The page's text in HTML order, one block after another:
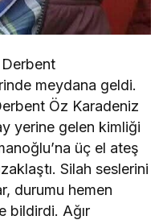
meydana geldi.
Öz Karadeniz
yerine gelen kimliği
üç el ateş
Silah seslerini
durumu hemen
bildirdi. Ağır